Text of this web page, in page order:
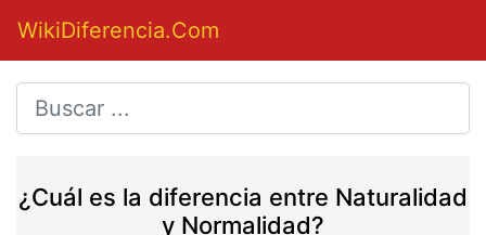
WikiDiferencia.Com
¿Cuál es la diferencia entre Naturalidad
y Normalidad?